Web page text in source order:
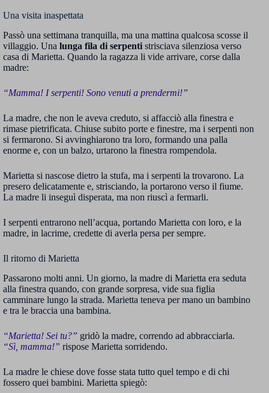
Una visita inaspettata
Passò una settimana tranquilla, ma una mattina qualcosa scosse il
villaggio. Una lunga fila di serpenti strisciava silenziosa verso
casa di Marietta. Quando la ragazza li vide arrivare, corse dalla
madre:
“Mamma! I serpenti! Sono venuti a prendermi!”
La madre, che non le aveva creduto, si affacciò alla finestra e
rimase pietrificata. Chiuse subito porte e finestre, ma i serpenti non
si fermarono. Si avvinghiarono tra loro, formando una palla
enorme e, con un balzo, urtarono la finestra rompendola.
Marietta si nascose dietro la stufa, ma i serpenti la trovarono. La
presero delicatamente e, strisciando, la portarono verso il fiume.
La madre li inseguì disperata, ma non riuscì a fermarli.
I serpenti entrarono nell’acqua, portando Marietta con loro, e la
madre, in lacrime, credette di averla persa per sempre.
Il ritorno di Marietta
Passarono molti anni. Un giorno, la madre di Marietta era seduta
alla finestra quando, con grande sorpresa, vide sua figlia
camminare lungo la strada. Marietta teneva per mano un bambino
e tra le braccia una bambina.
“Marietta! Sei tu?” gridò la madre, correndo ad abbracciarla.
“Sì, mamma!” rispose Marietta sorridendo.
La madre le chiese dove fosse stata tutto quel tempo e di chi
fossero quei bambini. Marietta spiegò: